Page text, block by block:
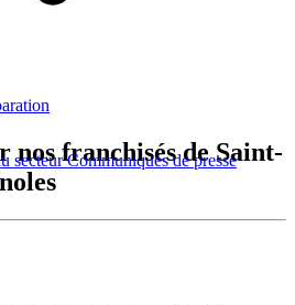
secteurCommuniqués de presse
nos franchisés de Saint-